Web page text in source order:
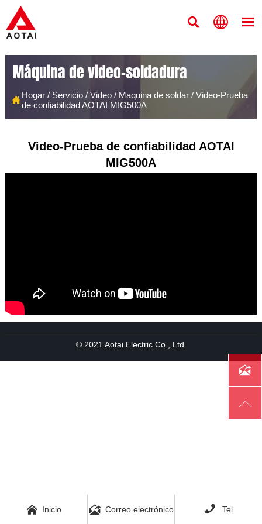
  
Máquina de video-soldadura
Hogar/ Servicio/ Video/ Maquina de soldar/ Video-Prueba
de confiabilidad AOTAI MIG500A
Video-Prueba de confiabilidad AOTAI
MIG500A
© 2021 Aotai Electric Co., Ltd.
 Inicio  Correo electrónico  Tel

